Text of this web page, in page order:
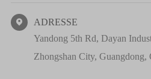

ADRESSE
Yandong 5th Rd, Dayan
Zhongshan City, Guangdong,